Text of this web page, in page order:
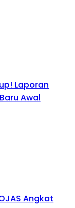
Laporan
Awal
Angkat